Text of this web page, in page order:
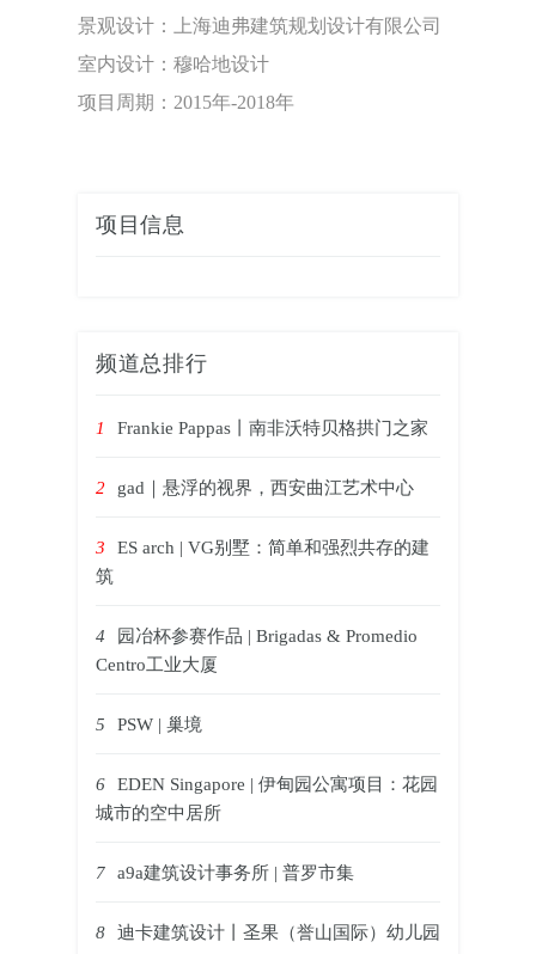
景观设计：上海迪弗建筑规划设计有限公司
室内设计：穆哈地设计
项目周期：2015年-2018年
项目信息
频道总排行
1 Frankie Pappas丨南非沃特贝格拱门之家
2 gad｜悬浮的视界，西安曲江艺术中心
3
ES arch | VG别墅：简单和强烈共存的建
筑
4
园冶杯参赛作品 | Brigadas & Promedio
Centro工业大厦
5 PSW | 巢境
6
EDEN Singapore | 伊甸园公寓项目：花园
城市的空中居所
7 a9a建筑设计事务所 | 普罗市集
8 迪卡建筑设计丨圣果（誉山国际）幼儿园